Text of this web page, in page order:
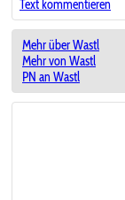
Text kommentieren
Mehr über Wastl
Mehr von Wastl
PN an Wastl